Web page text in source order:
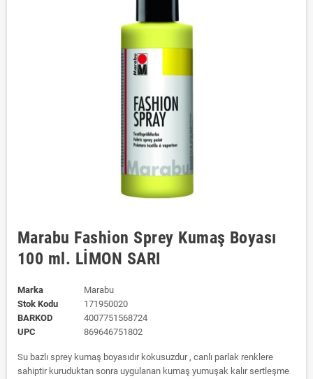
Marabu Fashion Sprey Kumaş Boyası
100 ml. LİMON SARI
Marka
Marabu
Stok Kodu
171950020
BARKOD
4007751568724
UPC
869646751802
Su bazlı sprey kumaş boyasıdır kokusuzdur , canlı parlak renklere
sahiptir kuruduktan sonra uygulanan kumaş yumuşak kalır sertleşme